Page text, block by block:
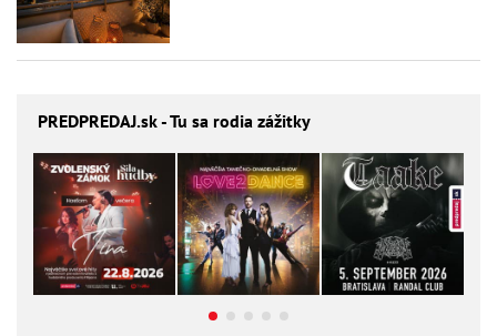
PREDPREDAJ.sk - Tu sa rodia zážitky